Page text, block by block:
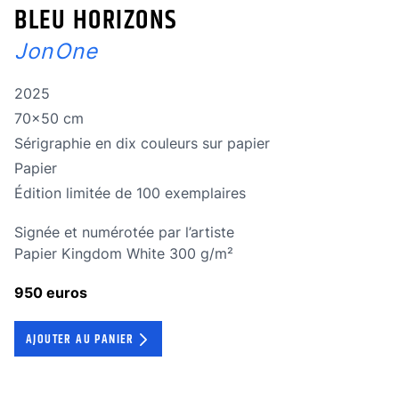
BLEU HORIZONS
JonOne
Année de réalisation
2025
Dimensions
70x50 cm
Technique
Sérigraphie en dix couleurs sur papier
Technique
Papier
édition limitée
Édition limitée de 100 exemplaires
Signée et numérotée par l’artiste
Papier Kingdom White 300 g/m²
950 euros
AJOUTER AU PANIER